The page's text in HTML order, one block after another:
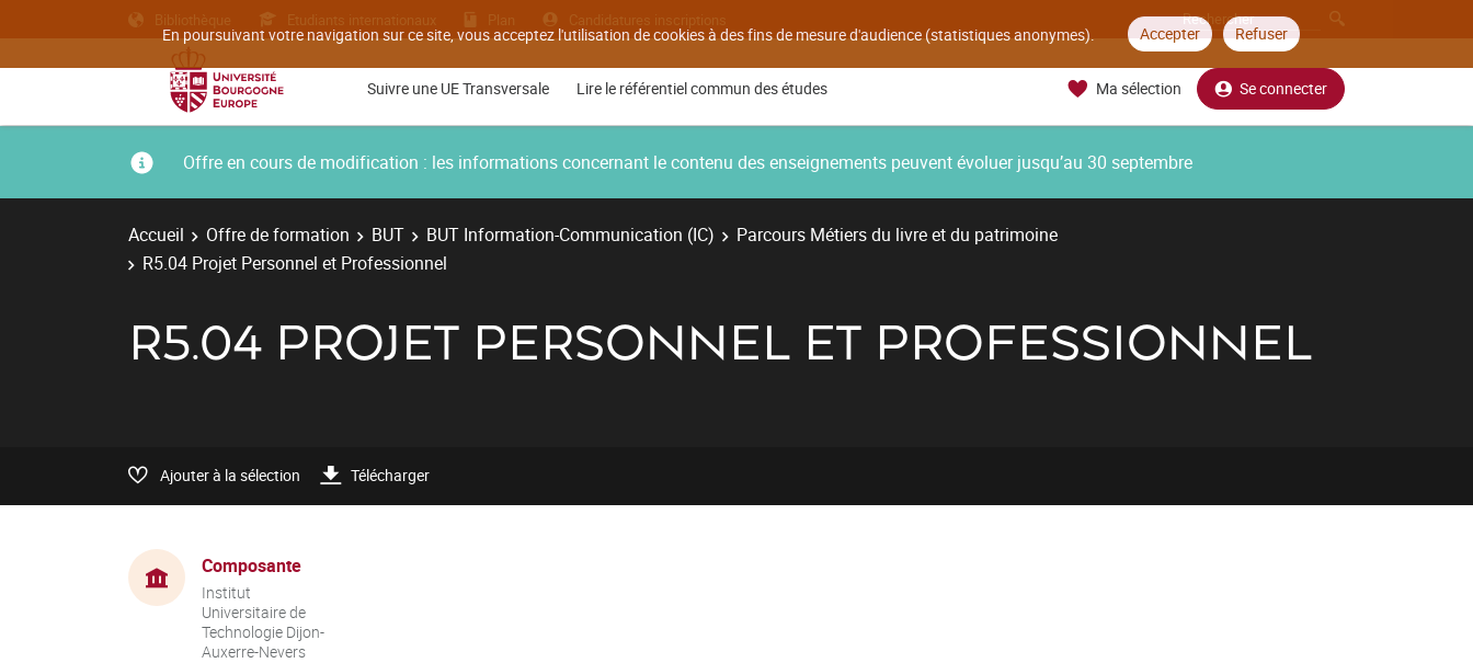
En poursuivant votre navigation sur ce site, vous acceptez l'utilisation de cookies à des fins de mesure d'audience (statistiques anonymes). Accepter Refuser
Bibliothèque Etudiants internationaux Plan Candidatures inscriptions
Suivre une UE Transversale Lire le référentiel commun des études Ma sélection Se connecter
Offre en cours de modification : les informations concernant le contenu des enseignements peuvent évoluer jusqu’au 30 septembre
Accueil Offre de formation BUT BUT Information-Communication (IC)
Parcours Métiers du livre et du patrimoine
R5.04 Projet Personnel et Professionnel
R5.04 PROJET PERSONNEL ET PROFESSIONNEL
Ajouter à la sélection Télécharger
Composante
Institut
Universitaire de
Technologie Dijon-
Auxerre-Nevers